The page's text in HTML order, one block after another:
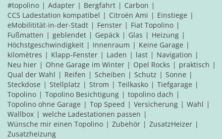
#topolino Adapter Bergfahrt
Carbon
CCS Ladestation kompatibel
Citroën Ami
Einstiege
eMobilitität-in-der-Stadt
Fenster
Fiat Topolino
Fußmatten
geblendet Gepäck Glas
Heizung
Höchstgeschwindigkeit
Innenraum
Keine Garage
kilomètres
Klapp-Fenster Laden last
Navigation
Neu hier
Ohne Garage im Winter Opel Rocks
praktisch
Qual der Wahl
Reifen Scheiben Schutz
Sonne
Steckdose
Stellplatz Strom Teilkasko
Tiefgarage
Topolino
Topolino Besichtigung
topolino dach
Topolino ohne Garage
Top Speed Versicherung
Wahl
Wallbox
welche Ladestationen passen
Wünsche mir einen Topolino
Zubehör
ZusatzHeizer
Zusatzheizung